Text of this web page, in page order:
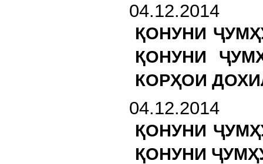
04.12.2014
ҚОНУНИ
ҚОНУНИ
КОРҲОИ
04.12.2014
ҚОНУНИ
ҚОНУНИ